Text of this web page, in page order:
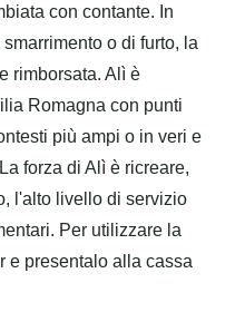
con contante. In
o di furto, la
rimborsata. Alì è
Romagna con punti
più ampi o in veri e
forza di Alì è ricreare,
l'alto livello di servizio
Per utilizzare la
e presentalo alla cassa